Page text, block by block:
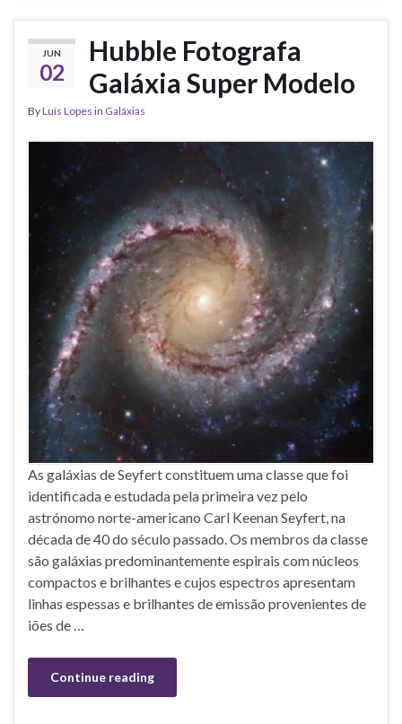
JUN
02
Hubble Fotografa
Galáxia Super Modelo
ByLuís Lopes in Galáxias
As galáxias de Seyfert constituem uma classe que foi
identificada e estudada pela primeira vez pelo
astrónomo norte-americano Carl Keenan Seyfert, na
década de 40 do século passado. Os membros da classe
são galáxias predominantemente espirais com núcleos
compactos e brilhantes e cujos espectros apresentam
linhas espessas e brilhantes de emissão provenientes de
iões de …
Continue reading